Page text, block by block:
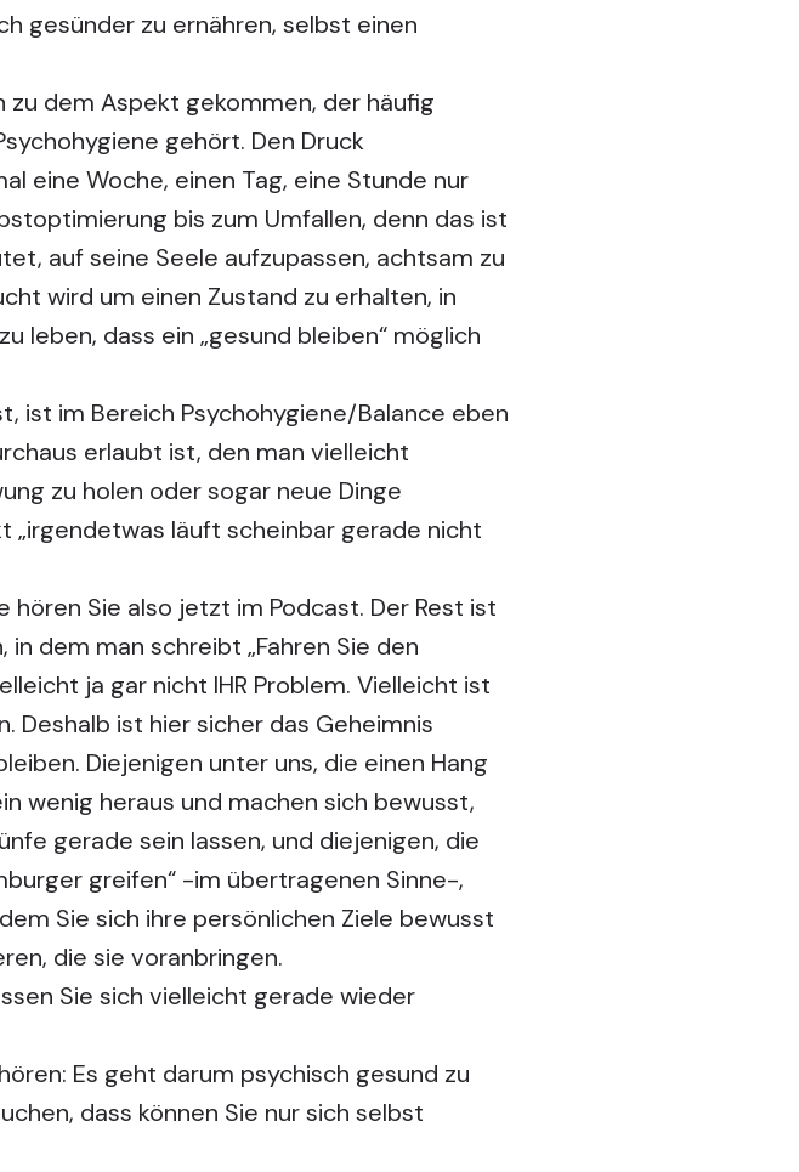
gesünder zu ernähren, selbst einen
dem Aspekt gekommen, der häufig
gehört. Den Druck
eine Woche, einen Tag, eine Stunde nur
bis zum Umfallen, denn das ist
auf seine Seele aufzupassen, achtsam zu
wird um einen Zustand zu erhalten, in
leben, dass ein „gesund bleiben“ möglich
ist im Bereich Psychohygiene/Balance eben
erlaubt ist, den man vielleicht
zu holen oder sogar neue Dinge
„irgendetwas läuft scheinbar gerade nicht
Sie also jetzt im Podcast. Der Rest ist
dem man schreibt „Fahren Sie den
ja gar nicht IHR Problem. Vielleicht ist
Deshalb ist hier sicher das Geheimnis
Diejenigen unter uns, die einen Hang
wenig heraus und machen sich bewusst,
gerade sein lassen, und diejenigen, die
greifen“ -im übertragenen Sinne-,
Sie sich ihre persönlichen Ziele bewusst
die sie voranbringen.
Sie sich vielleicht gerade wieder
Es geht darum psychisch gesund zu
dass können Sie nur sich selbst